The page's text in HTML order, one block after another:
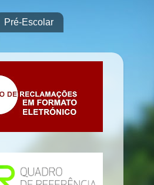
Pré-Escolar